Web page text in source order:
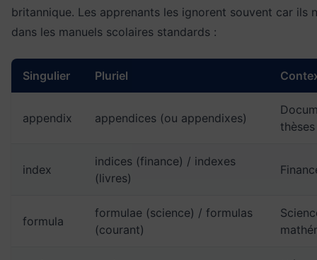
britannique. Les apprenants les ignorent souvent car ils
dans les manuels scolaires standards :
Singulier Pluriel
appendix appendices (ou appendixes)
thèses
index
indices (finance) / indexes
(livres)
formula
formulae (science) / formulas
(courant)